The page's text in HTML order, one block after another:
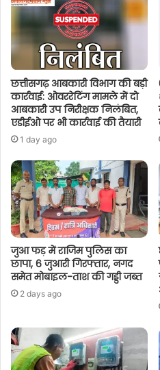
छत्तीसगढ़ आबकारी विभाग की बड़ी
कार्रवाई: ओवररेटिंग मामले में दो
आबकारी उप निरीक्षक निलंबित,
एडीईओ पर भी कार्रवाई की तैयारी
1 day ago
जुआ फड़ में राजिम पुलिस का
छापा, 6 जुआरी गिरफ्तार, नगद
समेत मोबाइल-ताश की गड्डी जब्त
2 days ago